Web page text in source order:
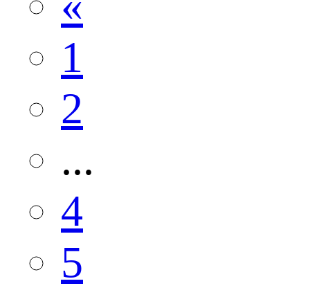
1
2
...
4
5